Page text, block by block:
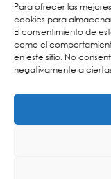
Para ofrecer las
cookies para
El consentimiento de
como el
en este sitio. No
negativamente a
QND-7032R:
Cartronic Group,
en España.
Si estás
,
;
proyecto de
Otras